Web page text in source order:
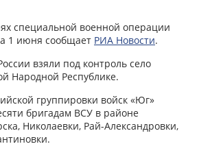
специальной военной операции
1 июня cообщает РИА Новости.
взяли под контроль село
Народной Республике.
группировки войск «Юг»
бригадам ВСУ в районе
Николаевки, Рай-Александровки,